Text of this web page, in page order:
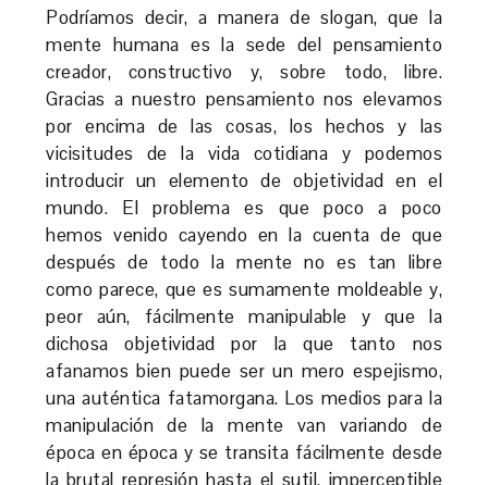
Podríamos decir, a manera de slogan, que la
mente humana es la sede del pensamiento
creador, constructivo y, sobre todo, libre.
Gracias a nuestro pensamiento nos elevamos
por encima de las cosas, los hechos y las
vicisitudes de la vida cotidiana y podemos
introducir un elemento de objetividad en el
mundo. El problema es que poco a poco
hemos venido cayendo en la cuenta de que
después de todo la mente no es tan libre
como parece, que es sumamente moldeable y,
peor aún, fácilmente manipulable y que la
dichosa objetividad por la que tanto nos
afanamos bien puede ser un mero espejismo,
una auténtica fatamorgana. Los medios para la
manipulación de la mente van variando de
época en época y se transita fácilmente desde
la brutal represión hasta el sutil, imperceptible